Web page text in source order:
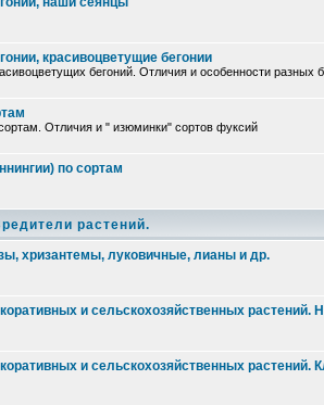
красивоцветущие бегонии
бегоний. Отличия и особенности разных
Отличия и " изюминки" сортов фуксий
по сортам
растений.
хризантемы, луковичные, лианы и др.
и сельскохозяйственных растений.
и сельскохозяйственных растений.